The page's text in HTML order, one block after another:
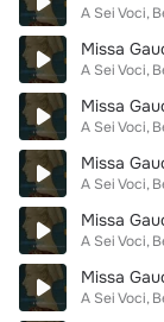
A Sei Voci
Missa
A Sei Voci
Missa
A Sei Voci
Missa
A Sei Voci
A Sei Voci
Missa
A Sei Voci